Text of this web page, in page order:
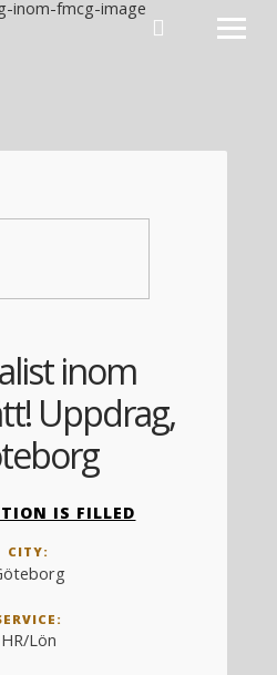
IS FILLED
CITY:
HR/Lön
inom
Uppdrag,